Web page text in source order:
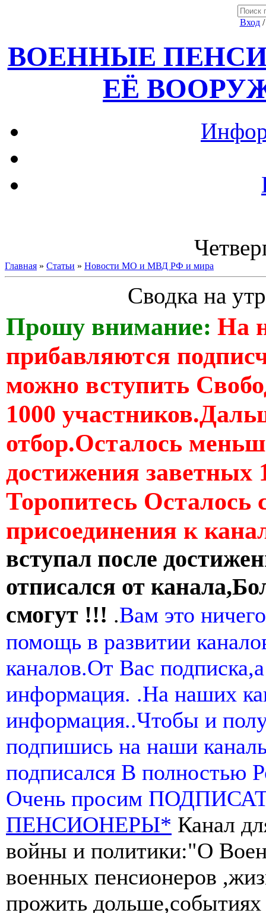
Вход
ВОЕННЫЕ
ЕЁ
Главная » Статьи » Новости МО и МВД РФ и мира
Сводка на
Прошу внимание: На
прибавляются
можно вступить
1000
отбор.Осталось
достижения заветных
Торопитесь Осталось
присоединения к
вступал после
отписался от
смогут !!! .Вам это
помощь в развитии
каналов.От Вас
информация. .На наших
информация..Чтобы и
подпишись на наши
подписался В полностью
Очень просим
ПЕНСИОНЕРЫ* Канал
войны и политики:"О
военных пенсионеров
прожить